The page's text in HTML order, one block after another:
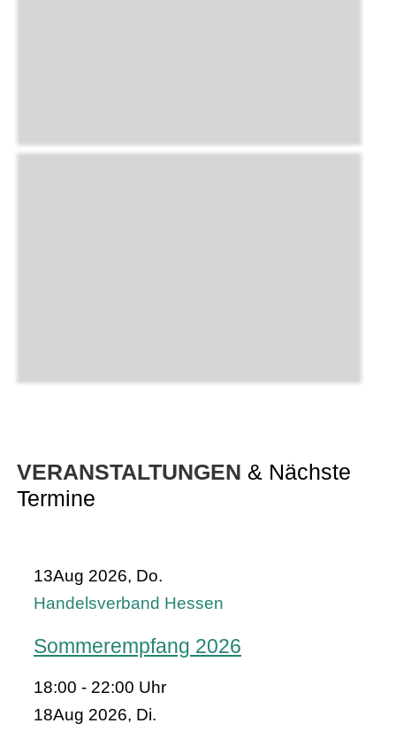
VERANSTALTUNGEN & Nächste
Termine
13Aug 2026, Do.
Handelsverband Hessen
Sommerempfang 2026
18:00 - 22:00 Uhr
18Aug 2026, Di.